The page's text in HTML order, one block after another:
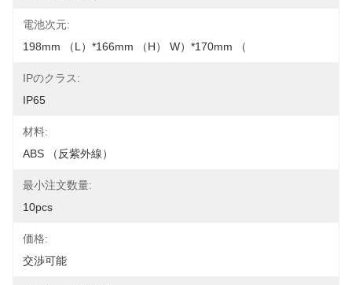
電池次元:
198mm （L）*166mm （H） W）*170mm （
IPのクラス:
IP65
材料:
ABS （反紫外線）
最小注文数量:
10pcs
価格:
交渉可能